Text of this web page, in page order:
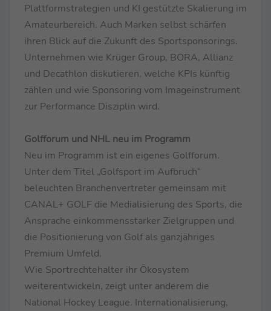
Plattformstrategien und KI gestützte Skalierung im
Amateurbereich. Auch Marken selbst schärfen
ihren Blick auf die Zukunft des Sportsponsorings.
Unternehmen wie Krüger Group, BORA, Allianz
und Decathlon diskutieren, welche KPIs künftig
zählen und wie Sponsoring vom Imageinstrument
zur Performance Disziplin wird.
Golfforum und NHL neu im Programm
Neu im Programm ist ein eigenes Golfforum.
Unter dem Titel „Golfsport im Aufbruch“
beleuchten Branchenvertreter gemeinsam mit
CANAL+ GOLF die Medialisierung des Sports, die
Ansprache einkommensstarker Zielgruppen und
die Positionierung von Golf als ganzjähriges
Premium Umfeld.
Wie Sportrechtehalter ihr Ökosystem
weiterentwickeln, zeigt unter anderem die
National Hockey League. Internationalisierung,